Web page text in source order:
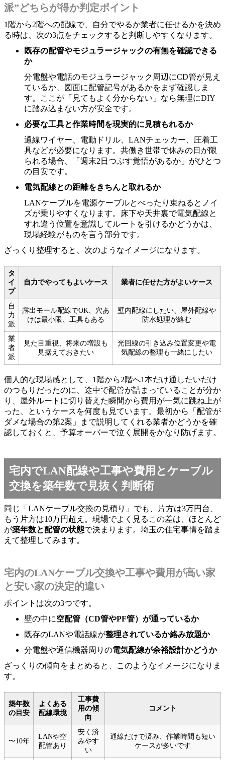
派”どちらが得か判定ポイント
1階から2階への配線で、自分でやるか業者に任せるかを決め
る時は、次の3点をチェックすると判断しやすくなります。
既存の配管やモジュラージャックの有無を確認できる
か
分電盤や電話のモジュラージャック周辺にCD管が見え
ているか、図面に配管記号があるかをまず確認しま
す。ここが「見てもよく分からない」なら無理にDIY
に踏み込まない方が安全です。
必要な工具と作業時間を現実的に見積もれるか
通線ワイヤー、電動ドリル、LANチェッカー、圧着工
具などが必要になります。共働き世帯で休みの日が限
られる場合、「週末2日つぶす覚悟があるか」がひとつ
の目安です。
電気配線との距離をきちんと取れるか
LANケーブルを電源ケーブルとべったり束ねるとノイ
ズが乗りやすくなります。床下や天井裏で電気配線と
すれ違う位置を意識してルートを引けるかどうかは、
現場経験がものを言う部分です。
ざっくり整理すると、次のようなイメージになります。
タ
イ
プ
自力でやってもよいケース 業者に任せた方がよいケース
自
力
派
露出モール配線でOK、穴あ
けは最小限、工具もある
壁内配線にしたい、屋外配線や
防水処理が絡む
業
者
派
見た目重視、将来の増設も
見据えておきたい
光回線の引き込み位置変更や電
気配線の整理も一緒にしたい
個人的な現場感として、1階から2階へ1本だけ通したいだけ
のつもりだったのに、途中で配管が詰まっていることが分か
り、屋外ルートに切り替えた瞬間から費用が一気に跳ね上が
った、というケースを何度も見ています。最初から「配管が
ダメな場合の第2案」まで説明してくれる業者かどうかを確
認しておくと、予算オーバーで泣く展開をかなり防げます。
宅内でLAN配線や工事や費用とケーブル
交換を築年数で見抜く判断術
同じ「LANケーブル交換の見積り」でも、片方は3万円台、
もう片方は10万円超え。現場でよく見るこの差は、ほとんど
が築年数と配管の状態で決まります。埼玉の住宅事情を踏ま
えて整理してみます。
宅内のLANケーブル交換や工事や費用が高い家
と安い家の決定的違い
ポイントは次の3つです。
壁の中に空配管（CD管やPF管）が通っているか
既存のLANや電話線が整理されているか絡み放題か
分電盤や通信機器周りの電気配線が余裕設計かどうか
ざっくりの傾向をまとめると、このようなイメージになりま
す。
築年数
の目安
よくある
配線環境
工事費
用の傾
向
コメント
〜10年
LANや空
配管あり
安く済
みやす
い
通線だけで済み、作業時間も短い
ケースが多いです